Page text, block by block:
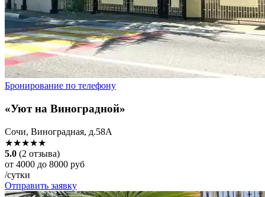
Бронирование по телефону
«Уют на Виноградной»
Сочи, Виноградная, д.58А
★★★★★
5.0 (2 отзыва)
от 4000 до 8000 руб
/сутки
Отправить заявку